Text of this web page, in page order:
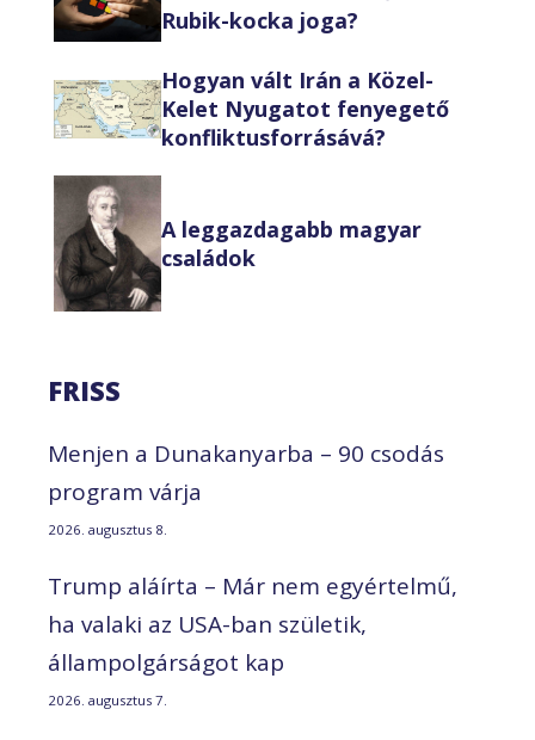
Rubik-kocka joga?
Hogyan vált Irán a Közel-
Kelet Nyugatot fenyegető
konfliktusforrásává?
A leggazdagabb magyar
családok
FRISS
Menjen a Dunakanyarba – 90 csodás
program várja
2026. augusztus 8.
Trump aláírta – Már nem egyértelmű,
ha valaki az USA-ban születik,
állampolgárságot kap
2026. augusztus 7.